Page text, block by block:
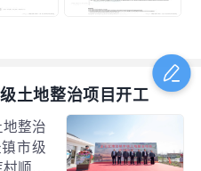
土地整治项目开工
地整治
市级